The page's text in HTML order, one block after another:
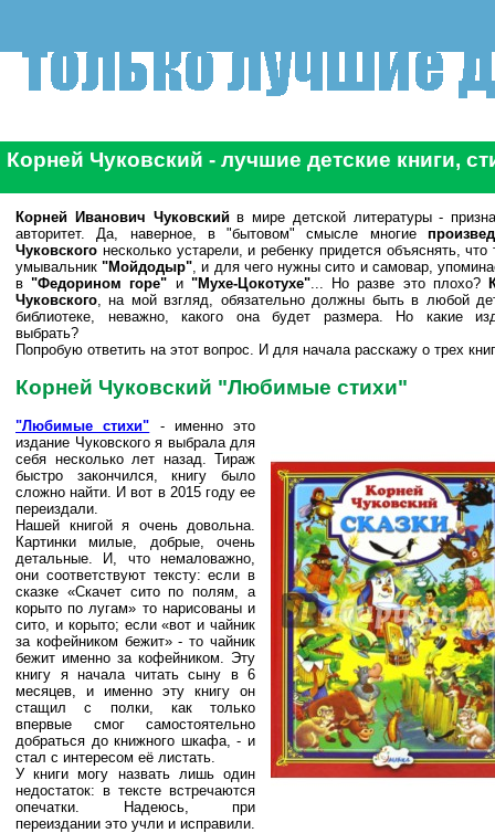
Корней Чуковский - лучшие детские книги,
Корней Иванович Чуковскийв мире детской литературы -
авторитет. Да, наверное, в "бытовом" смысле многие
Чуковского несколько устарели, и ребенку придется объяснять, что
умывальник"Мойдодыр", и для чего нужны сито и самовар,
в"Федорином горе" и "Мухе-Цокотухе"... Но разве это плохо?
Чуковского, на мой взгляд, обязательно должны быть в любой
библиотеке, неважно, какого она будет размера. Но какие
выбрать?
Попробую ответить на этот вопрос. И для начала расскажу о трех
Корней Чуковский "Любимые стихи"
"Любимые стихи" - именно это
издание Чуковского я выбрала для
себя несколько лет назад. Тираж
быстро закончился, книгу было
сложно найти. И вот в 2015 году ее
переиздали.
Нашей книгой я очень довольна.
Картинки милые, добрые, очень
детальные. И, что немаловажно,
они соответствуют тексту: если в
сказке «Скачет сито по полям, а
корыто по лугам» то нарисованы и
сито, и корыто; если «вот и чайник
за кофейником бежит» - то чайник
бежит именно за кофейником. Эту
книгу я начала читать сыну в 6
месяцев, и именно эту книгу он
стащил с полки, как только
впервые смог самостоятельно
добраться до книжного шкафа, - и
стал с интересом её листать.
У книги могу назвать лишь один
недостаток: в тексте встречаются
опечатки. Надеюсь, при
переиздании это учли и исправили.